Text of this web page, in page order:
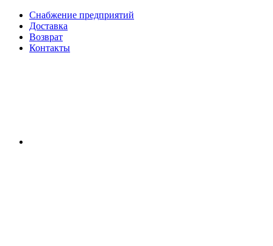
Снабжение предприятий
Доставка
Возврат
Контакты